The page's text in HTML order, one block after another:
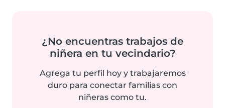
¿No encuentras trabajos de
niñera en tu vecindario?
Agrega tu perfil hoy y trabajaremos
duro para conectar familias con
niñeras como tu.